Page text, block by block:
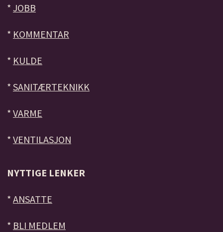
* JOBB
* KOMMENTAR
* KULDE
* SANITÆRTEKNIKK
* VARME
* VENTILASJON
NYTTIGE LENKER
* ANSATTE
* BLI MEDLEM